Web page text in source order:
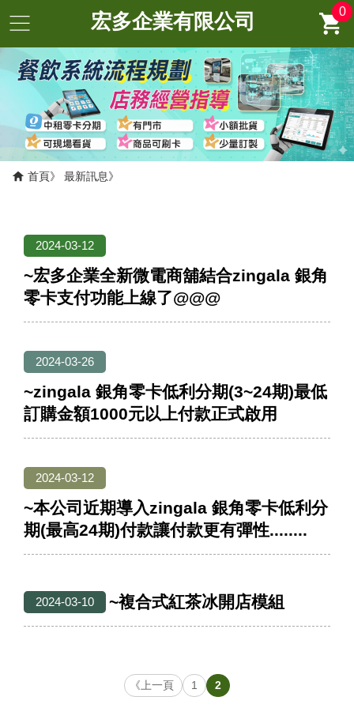
宏多企業有限公司 0
首頁 最新訊息
2024-03-12
~宏多企業全新微電商舖結合zingala 銀角
零卡支付功能上線了@@@
2024-03-26
~zingala 銀角零卡低利分期(3~24期)最低
訂購金額1000元以上付款正式啟用
2024-03-12
~本公司近期導入zingala 銀角零卡低利分
期(最高24期)付款讓付款更有彈性........
2024-03-10 ~複合式紅茶冰開店模組
《上一頁 1 2